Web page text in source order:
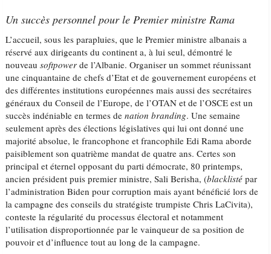
Un succès personnel pour le Premier ministre Rama
L’accueil, sous les parapluies, que le Premier ministre albanais a
réservé aux dirigeants du continent a, à lui seul, démontré le
nouveausoftpower de l’Albanie. Organiser un sommet réunissant
une cinquantaine de chefs d’Etat et de gouvernement européens et
des différentes institutions européennes mais aussi des secrétaires
généraux du Conseil de l’Europe, de l’OTAN et de l’OSCE est un
succès indéniable en termes denation branding. Une semaine
seulement après des élections législatives qui lui ont donné une
majorité absolue, le francophone et francophile Edi Rama aborde
paisiblement son quatrième mandat de quatre ans. Certes son
principal et éternel opposant du parti démocrate, 80 printemps,
ancien président puis premier ministre, Sali Berisha, (blacklisté par
l’administration Biden pour corruption mais ayant bénéficié lors de
la campagne des conseils du stratégiste trumpiste Chris LaCivita),
conteste la régularité du processus électoral et notamment
l’utilisation disproportionnée par le vainqueur de sa position de
pouvoir et d’influence tout au long de la campagne.